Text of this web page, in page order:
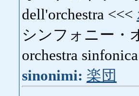
dell'orchestra <<<
シンフォニー・
orchestra
sinonimi: 楽団